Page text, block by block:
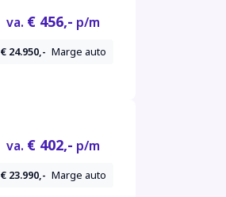
va. € 456,- p/m
€ 24.950,- Marge auto
va. € 402,- p/m
€ 23.990,- Marge auto